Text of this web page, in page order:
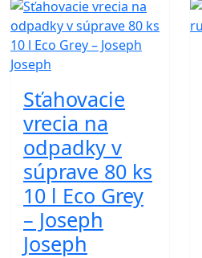
Sťahovacie
vrecia na
odpadky v
súprave 80 ks
10 l Eco Grey
– Joseph
Joseph